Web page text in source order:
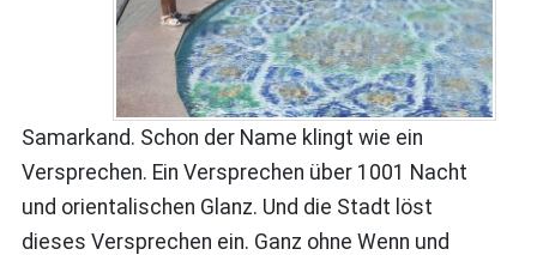
Samarkand. Schon der Name klingt wie ein
Versprechen. Ein Versprechen über 1001 Nacht
und orientalischen Glanz. Und die Stadt löst
dieses Versprechen ein. Ganz ohne Wenn und